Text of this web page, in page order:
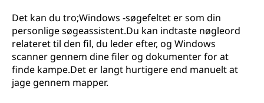
Det kan du tro;Windows -søgefeltet er som din
personlige søgeassistent.Du kan indtaste nøgleord
relateret til den fil, du leder efter, og Windows
scanner gennem dine filer og dokumenter for at
finde kampe.Det er langt hurtigere end manuelt at
jage gennem mapper.